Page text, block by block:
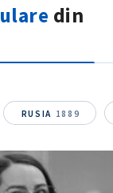
din
RUSIA 1889
personal
ȘTIREA